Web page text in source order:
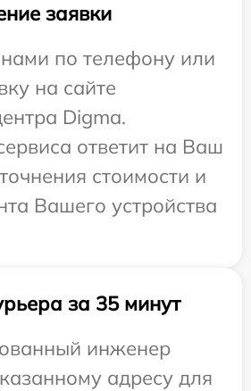
заявки
по телефону или
на сайте
Digma.
ответит на Ваш
стоимости и
Вашего устройства
за 35 минут
инженер
адресу для